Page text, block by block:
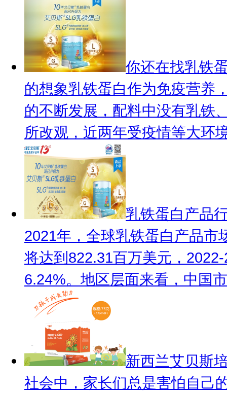
你还在找乳铁
的想象乳铁蛋白作为免疫营养
的不断发展，配料中没有乳铁
所改观，近两年受疫情等大环
乳铁蛋白产品
2021年，全球乳铁蛋白产品市
将达到822.31百万美元，
6.24%。地区层面来看，中国
新西兰艾贝斯
社会中，家长们总是害怕自己